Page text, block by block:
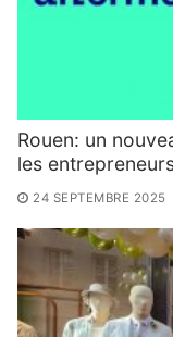
Rouen: un
les
24 SEPTEMBRE 2025